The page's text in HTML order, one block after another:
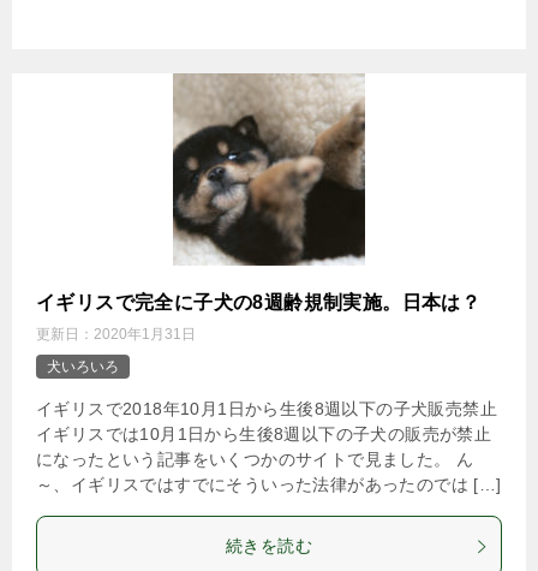
イギリスで完全に子犬の8週齢規制実施。日本は？
更新日： 2020年1月31日
犬いろいろ
イギリスで2018年10月1日から生後8週以下の子犬販売禁止
イギリスでは10月1日から生後8週以下の子犬の販売が禁止
になったという記事をいくつかのサイトで見ました。 ん
～、イギリスではすでにそういった法律があったのでは […]
続きを読む